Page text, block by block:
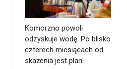
Komorzno powoli
odzyskuje wodę. Po blisko
czterech miesiącach od
skażenia jest plan